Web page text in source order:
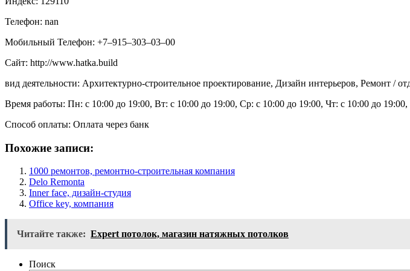
Телефон: nan
Мобильный Телефон: +7‒915‒303‒03‒00
Сайт: http://www.hatka.build
вид деятельности: Архитектурно-строительное проектирование, Дизайн интерьеров, Ремонт /
Время работы: Пн: с 10:00 до 19:00, Вт: с 10:00 до 19:00, Ср: с 10:00 до 19:00, Чт: с 10:00 до
Способ оплаты: Оплата через банк
Похожие записи:
1000 ремонтов, ремонтно-строительная компания
Delo Remonta
Inner face, дизайн-студия
Office key, компания
Читайте также: Expert потолок, магазин натяжных потолков
Поиск